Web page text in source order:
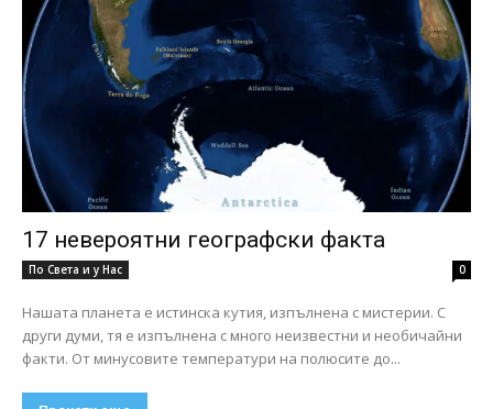
17 невероятни географски факта
По Света и у Нас 0
Нашата планета е истинска кутия, изпълнена с мистерии. С
други думи, тя е изпълнена с много неизвестни и необичайни
факти. От минусовите температури на полюсите до...